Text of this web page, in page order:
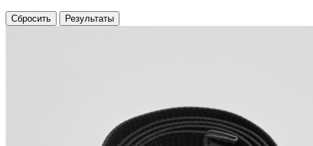
Сбросить Результаты